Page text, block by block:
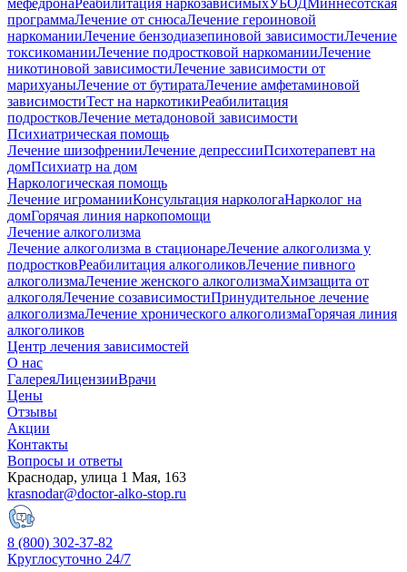
мефедронаРеабилитация наркозависимыхУБОДМиннесотская
программаЛечение от снюсаЛечение героиновой
наркоманииЛечение бензодиазепиновой зависимостиЛечение
токсикоманииЛечение подростковой наркоманииЛечение
никотиновой зависимостиЛечение зависимости от
марихуаныЛечение от бутиратаЛечение амфетаминовой
зависимостиТест на наркотикиРеабилитация
подростковЛечение метадоновой зависимости
Психиатрическая помощь
Лечение шизофренииЛечение депрессииПсихотерапевт на
домПсихиатр на дом
Наркологическая помощь
Лечение игроманииКонсультация наркологаНарколог на
домГорячая линия наркопомощи
Лечение алкоголизма
Лечение алкоголизма в стационареЛечение алкоголизма у
подростковРеабилитация алкоголиковЛечение пивного
алкоголизмаЛечение женского алкоголизмаХимзащита от
алкоголяЛечение созависимостиПринудительное лечение
алкоголизмаЛечение хронического алкоголизмаГорячая линия
алкоголиков
Центр лечения зависимостей
О нас
ГалереяЛицензииВрачи
Цены
Отзывы
Акции
Контакты
Вопросы и ответы
Краснодар, улица 1 Мая, 163
krasnodar@doctor-alko-stop.ru
8 (800) 302-37-82
Круглосуточно 24/7